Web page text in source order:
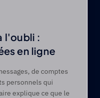
l'oubli :
en ligne
de comptes
personnels qui
explique ce que le